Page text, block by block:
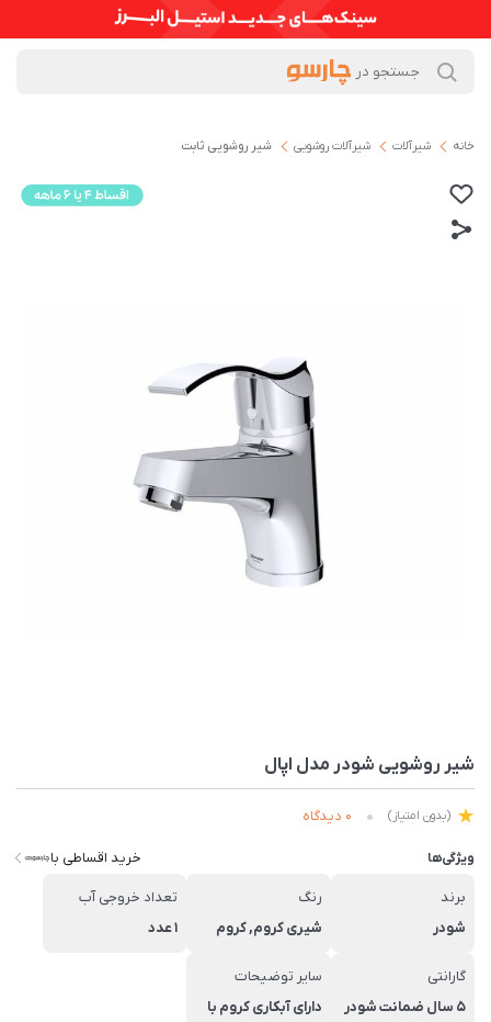
خانه شیرآلات شیرآلات روشویی شیر روشویی ثابت
شیر روشویی شودر مدل اپال
(بدون امتیاز) 0 دیدگاه
ویژگی‌ها خرید اقساطی با
برند
شودر
رنگ
شیری کروم, کروم
تعداد خروجی آب
1 عدد
گارانتی
5 سال ضمانت شودر
سایر توضیحات
دارای آبکاری کروم با